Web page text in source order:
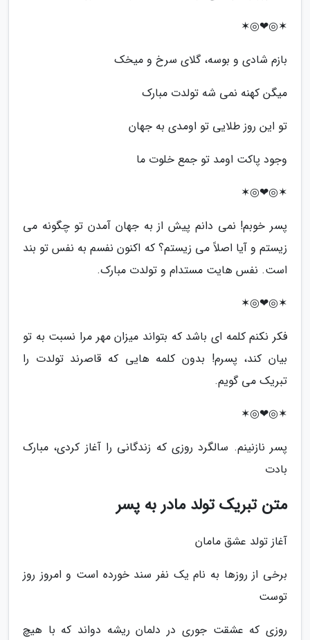
✶◎❤◎✶
بازم شادی و بوسه، گلای سرخ و میخک
میگن کهنه نمی شه تولدت مبارک
تو این روز طلایی تو اومدی به جهان
وجود پاکت اومد تو جمع خلوت ما
✶◎❤◎✶
پسر خوبم! نمی دانم پیش از به جهان آمدن تو چگونه می
زیستم و آیا اصلاً می زیستم؟ که اکنون نفسم به نفس تو بند
است. نفس هایت مستدام و تولدت مبارک.
✶◎❤◎✶
فکر نکنم کلمه ای باشد که بتواند میزان مهر مرا نسبت به تو
بیان کند، پسرم! بدون کلمه هایی که قاصرند تولدت را
تبریک می گویم.
✶◎❤◎✶
پسر نازنینم. سالگرد روزی که زندگانی را آغاز کردی، مبارک
بادت
متن تبریک تولد مادر به پسر
آغاز تولد عشق مامان
برخی از روزها به نام یک نفر سند خورده است و امروز روز
توست
روزی که عشقت جوری در دلمان ریشه دواند که با هیچ